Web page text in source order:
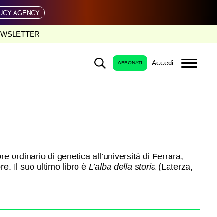
AGENCY
ABBONATI Accedi
ordinario di genetica all’università di Ferrara,
Il suo ultimo libro èL’alba della storia(Laterza,